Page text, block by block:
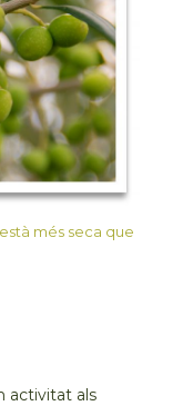
més seca que
activitat als